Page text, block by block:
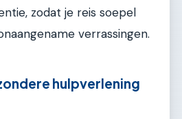
zodat je reis soepel
verrassingen.
hulpverlening